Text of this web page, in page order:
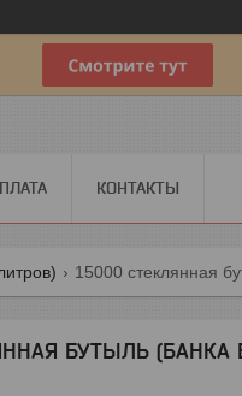
КОНТАКТЫ
БУТЫЛЬ